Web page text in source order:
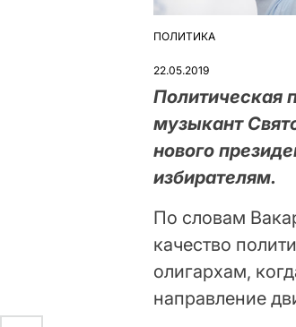
ОПУБЛІКУВАТИ
ПОЛИТИКА
22.05.2019
Политическая
музыкант
нового
избирателям.
По словам
качество
олигархам,
направление